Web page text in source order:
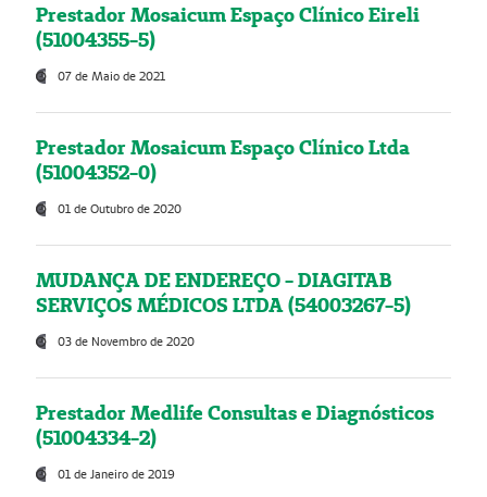
Prestador Mosaicum Espaço Clínico Eireli
(51004355-5)
07 de Maio de 2021
Prestador Mosaicum Espaço Clínico Ltda
(51004352-0)
01 de Outubro de 2020
MUDANÇA DE ENDEREÇO - DIAGITAB
SERVIÇOS MÉDICOS LTDA (54003267-5)
03 de Novembro de 2020
Prestador Medlife Consultas e Diagnósticos
(51004334-2)
01 de Janeiro de 2019